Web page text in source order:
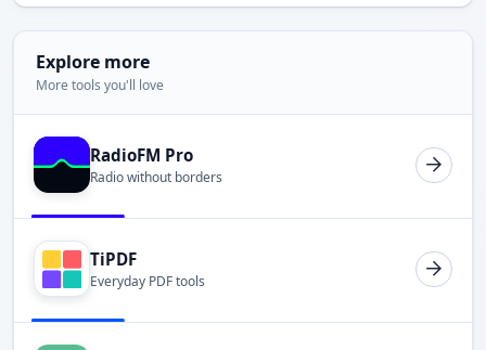
Explore more
More tools you'll love
RadioFM Pro
Radio without borders
TiPDF
Everyday PDF tools